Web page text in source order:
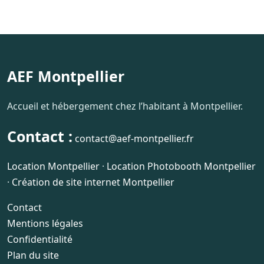
AEF Montpellier
Accueil et hébergement chez l’habitant à Montpellier.
Contact : contact@aef-montpellier.fr
Location Montpellier · Location Photobooth Montpellier
· Création de site internet Montpellier
Contact
Mentions légales
Confidentialité
Plan du site